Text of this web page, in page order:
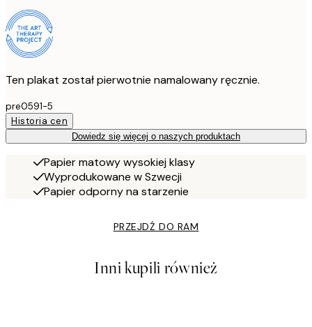
Ten plakat został pierwotnie namalowany ręcznie.
pre0591-5
Historia cen
Dowiedz się więcej o naszych produktach
Papier matowy wysokiej klasy
Wyprodukowane w Szwecji
Papier odporny na starzenie
PRZEJDŹ DO RAM
Inni kupili również